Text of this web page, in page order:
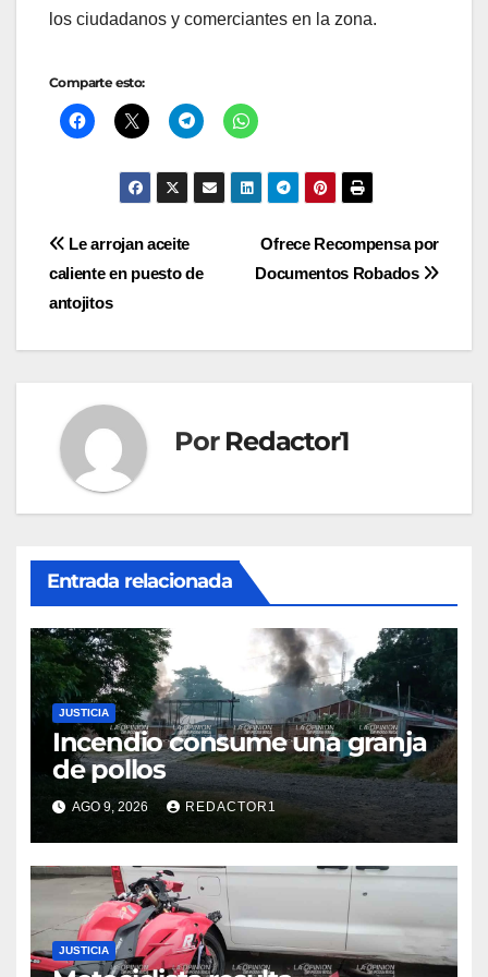
los ciudadanos y comerciantes en la zona.
Comparte esto:
Navegación
de
entradas
Ofrece Recompensa por
Documentos Robados
Le arrojan aceite
caliente en puesto de
antojitos
Por Redactor1
Entrada relacionada
JUSTICIA
Incendio consume una granja
de pollos
AGO 9, 2026 REDACTOR1
JUSTICIA